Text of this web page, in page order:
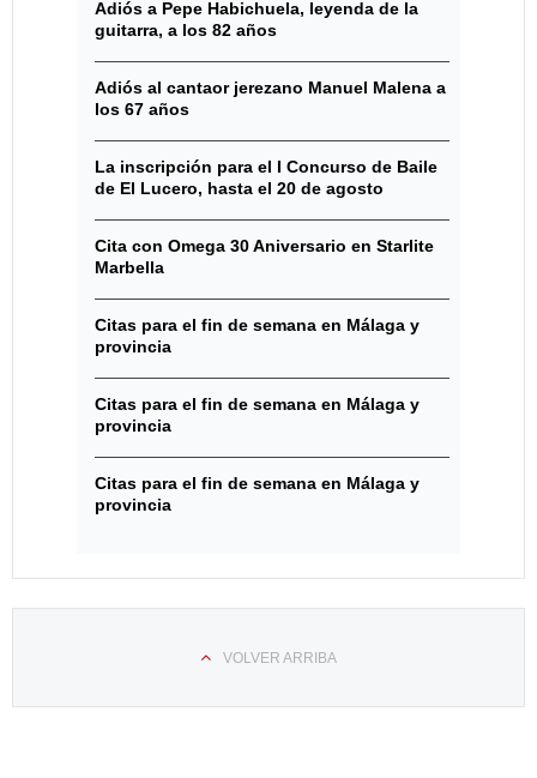
Adiós a Pepe Habichuela, leyenda de la
guitarra, a los 82 años
Adiós al cantaor jerezano Manuel Malena a
los 67 años
La inscripción para el I Concurso de Baile
de El Lucero, hasta el 20 de agosto
Cita con Omega 30 Aniversario en Starlite
Marbella
Citas para el fin de semana en Málaga y
provincia
Citas para el fin de semana en Málaga y
provincia
Citas para el fin de semana en Málaga y
provincia
VOLVER ARRIBA